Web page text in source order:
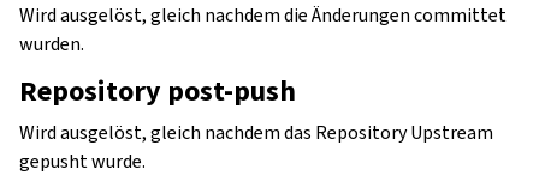
Wird ausgelöst, gleich nachdem die Änderungen committet
wurden.
Repository post-push
Wird ausgelöst, gleich nachdem das Repository Upstream
gepusht wurde.